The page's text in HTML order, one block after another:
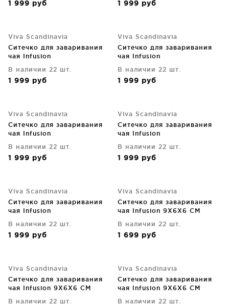
1 999 руб 1 999 руб
Viva Scandinavia
Ситечко для заваривания
чая Infusion
В наличии 22 шт.
1 999 руб
Viva Scandinavia
Ситечко для заваривания
чая Infusion
В наличии 22 шт.
1 999 руб
Viva Scandinavia
Ситечко для заваривания
чая Infusion
В наличии 22 шт.
1 999 руб
Viva Scandinavia
Ситечко для заваривания
чая Infusion
В наличии 22 шт.
1 999 руб
Viva Scandinavia
Ситечко для заваривания
чая Infusion
В наличии 22 шт.
1 999 руб
Viva Scandinavia
Ситечко для заваривания
чая Infusion 9X6X6 CM
В наличии 22 шт.
1 699 руб
Viva Scandinavia
Ситечко для заваривания
чая Infusion 9X6X6 CM
В наличии 22 шт.
Viva Scandinavia
Ситечко для заваривания
чая Infusion 9X6X6 CM
В наличии 22 шт.